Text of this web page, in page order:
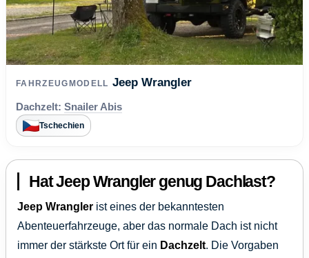
FAHRZEUGMODELL Jeep Wrangler
Dachzelt: Snailer Abis
Tschechien
Hat Jeep Wrangler genug Dachlast?
Jeep Wrangler ist eines der bekanntesten
Abenteuerfahrzeuge, aber das normale Dach ist nicht
immer der stärkste Ort für ein Dachzelt. Die Vorgaben